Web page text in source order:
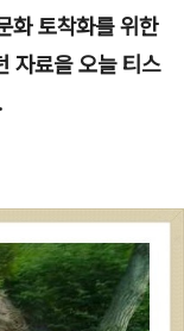
화 토착화를 위한
자료을 오늘 티스